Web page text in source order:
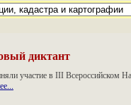
диктант
участие в III Всероссийском